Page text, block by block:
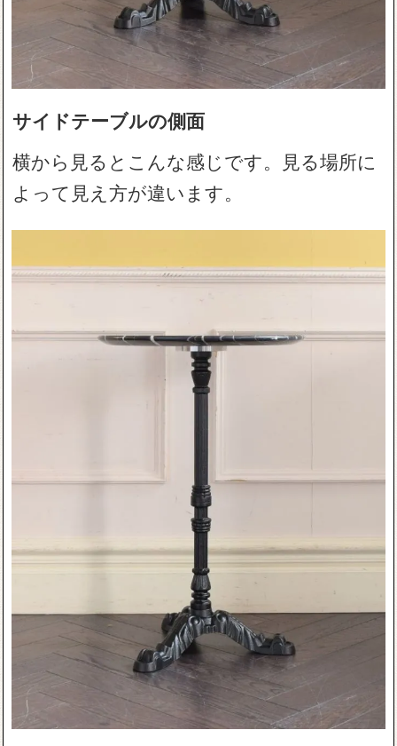
サイドテーブルの側面
横から見るとこんな感じです。見る場所に
よって見え方が違います。